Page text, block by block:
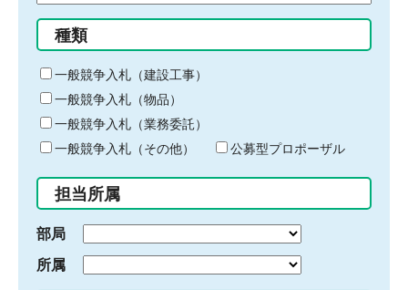
る
キ
ー
ワ
ー
ド
入
力
種類
一般競争入札（建設工事）
一般競争入札（物品）
一般競争入札（業務委託）
一般競争入札（その他）
公募型プロポーザル
担当所属
部局
所属